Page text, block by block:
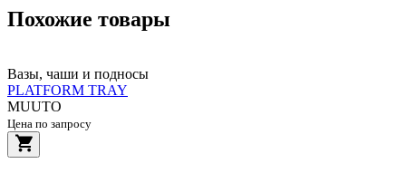
Похожие товары
Вазы, чаши и подносы
PLATFORM TRAY
MUUTO
Цена по запросу